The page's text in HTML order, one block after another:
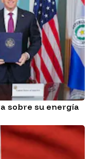
sobre su energía